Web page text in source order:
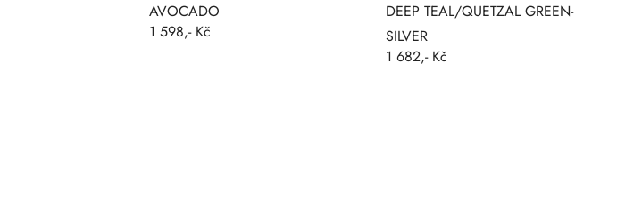
AVOCADO
1 598,- Kč
DEEP TEAL/QUETZAL GREEN-
SILVER
1 682,- Kč